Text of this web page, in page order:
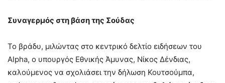
Συναγερμός στη βάση της Σούδας
Το βράδυ, μιλώντας στο κεντρικό δελτίο ειδήσεων του
Alpha, ο υπουργός Εθνικής Άμυνας, Νίκος Δένδιας,
καλούμενος να σχολιάσει την δήλωση Κουτσούμπα,